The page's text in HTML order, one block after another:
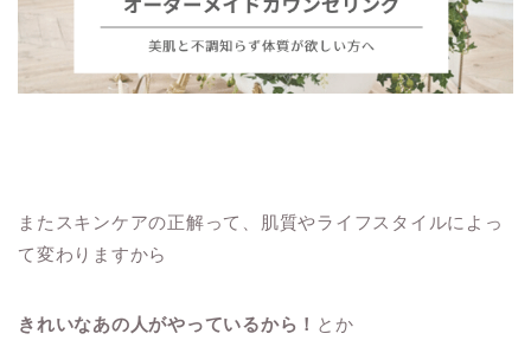
またスキンケアの正解って、肌質やライフスタイルによっ
て変わりますから
きれいなあの人がやっているから！ とか